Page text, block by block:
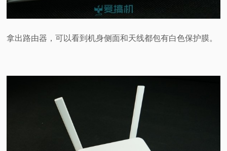
拿出路由器，可以看到机身侧面和天线都包有白色保护膜。